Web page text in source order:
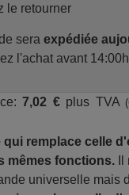
le retourner
sera expédiée
l'achat avant
7,02 €plus TVA
qui remplace celle
mêmes fonctions.Il
universelle mais